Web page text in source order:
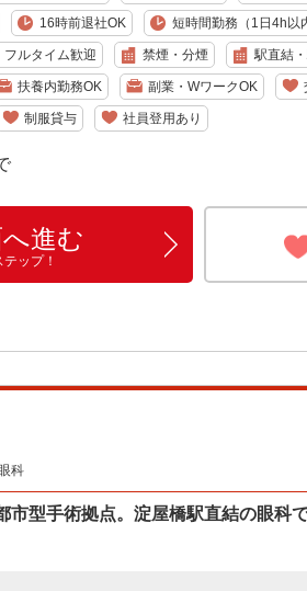
16時前退社OK 短時間勤務（1日4h以
フルタイム歓迎 禁煙・分煙 駅直結
扶養内勤務OK 副業・WワークOK
制服貸与 社員登用あり
進む
ップ！
科
市型手術拠点。淀屋橋駅直結の眼科